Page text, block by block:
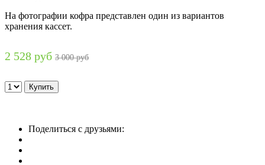
На фотографии кофра представлен один из вариантов
хранения кассет.
2 528 руб 3 000 руб
Поделиться с друзьями: